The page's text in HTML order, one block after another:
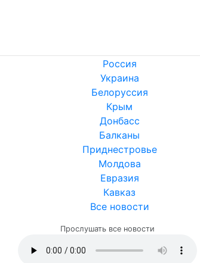
Россия
Украина
Белоруссия
Крым
Донбасс
Балканы
Приднестровье
Молдова
Евразия
Кавказ
Все новости
Прослушать все новости